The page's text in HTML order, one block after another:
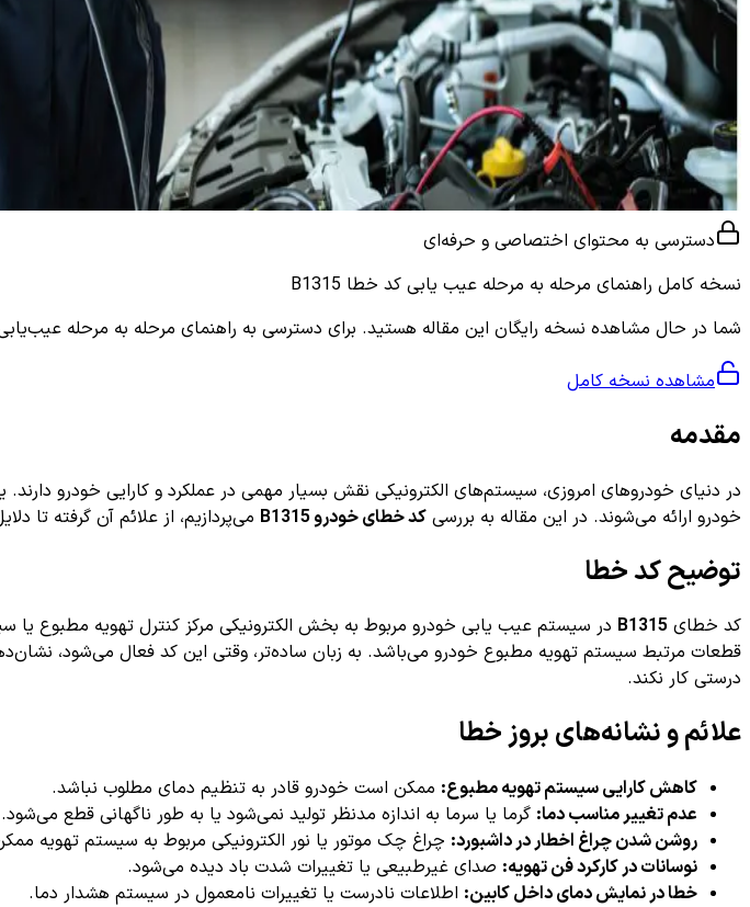
دسترسی به محتوای اختصاصی و حرفه‌ای
نسخه کامل راهنمای مرحله به مرحله عیب یابی کد خطا B1315
شما در حال مشاهده نسخه رایگان این مقاله هستید. برای دسترسی به راهنمای مرحله به مرحله
مشاهده نسخه کامل
مقدمه
در دنیای خودروهای امروزی، سیستم‌های الکترونیکی نقش بسیار مهمی در عملکرد و کارایی خودرو
خودرو ارائه می‌شوند. در این مقاله به بررسی کد خطای خودرو B1315 می‌پردازیم، از علائم آن گرفته تا
توضیح کد خطا
کد خطای B1315
قطعات مرتبط سیستم تهویه مطبوع خودرو می‌باشد. به زبان ساده‌تر، وقتی این کد فعال می‌شود،
درستی کار نکند.
علائم و نشانه‌های بروز خطا
کاهش کارایی سیستم تهویه مطبوع: ممکن است خودرو قادر به تنظیم دمای مطلوب نباشد.
عدم تغییر مناسب دما: گرما یا سرما به اندازه مدنظر تولید نمی‌شود یا به طور ناگهانی قطع می‌شود.
روشن شدن چراغ اخطار در داشبورد: چراغ چک موتور یا نور الکترونیکی مربوط به سیستم تهویه
نوسانات در کارکرد فن تهویه: صدای غیرطبیعی یا تغییرات شدت باد دیده می‌شود.
خطا در نمایش دمای داخل کابین: اطلاعات نادرست یا تغییرات نامعمول در سیستم هشدار دما.